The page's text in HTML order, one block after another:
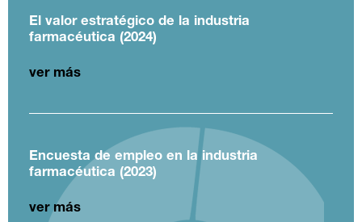
El valor estratégico de la industria
farmacéutica (2024)
ver más
Encuesta de empleo en la industria
farmacéutica (2023)
ver más